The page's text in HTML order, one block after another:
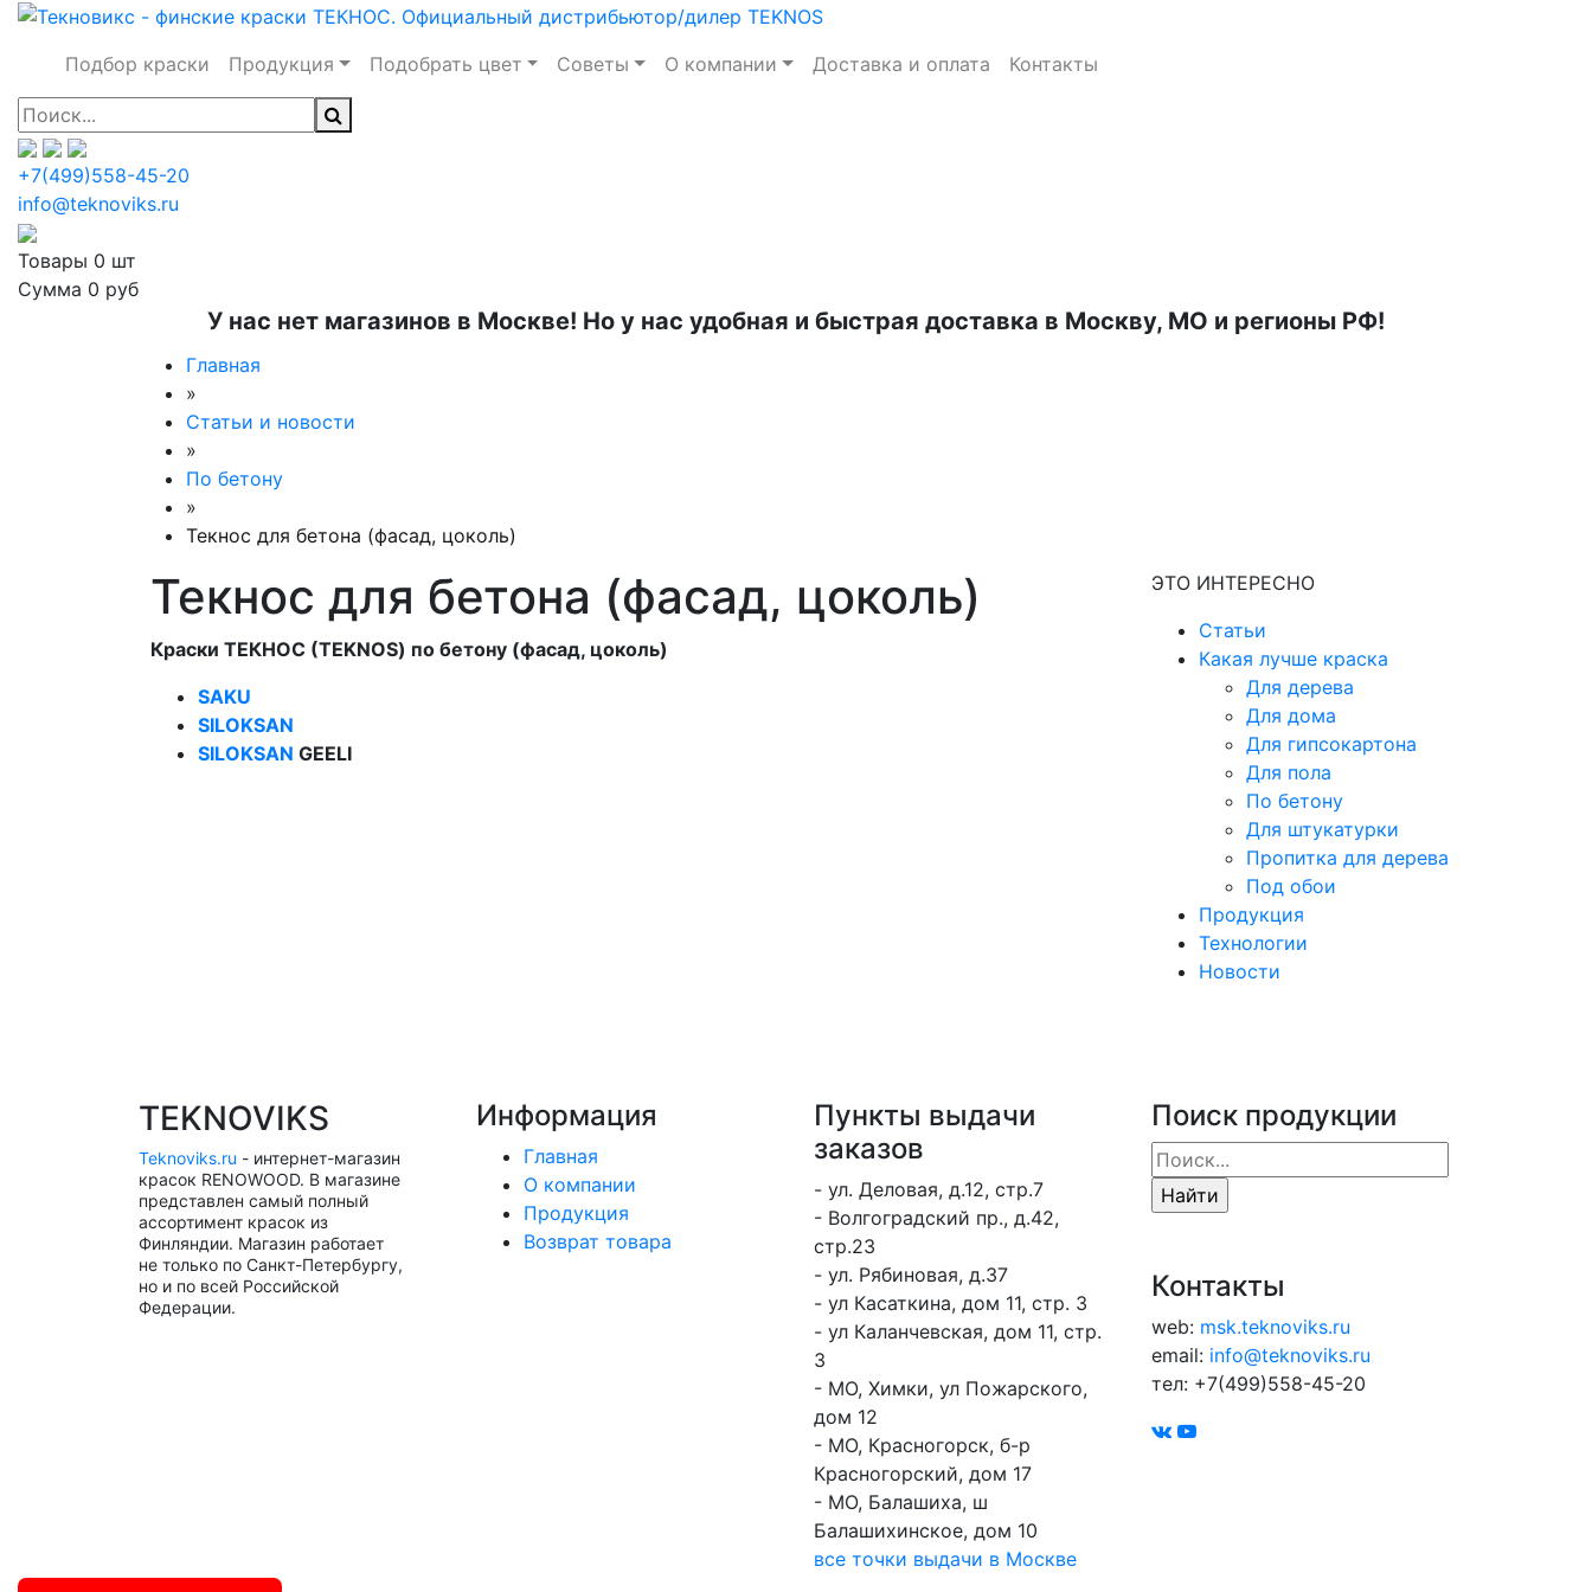
Подбор краски Продукция Подобрать цвет Советы О компании Доставка и оплата Контакты
+7(499)558-45-20
info@teknoviks.ru
Товары 0 шт
Сумма 0 руб
У нас нет магазинов в Москве! Но у нас удобная и быстрая доставка в Москву, МО и регионы РФ!
Главная
»
Статьи и новости
»
По бетону
»
Текнос для бетона (фасад, цоколь)
Текнос для бетона (фасад, цоколь)
Краски ТЕКНОС (TEKNOS) по бетону (фасад, цоколь)
SAKU
SILOKSAN
SILOKSAN GEELI
ЭТО ИНТЕРЕСНО
Статьи
Какая лучше краска
Для дерева
Для дома
Для гипсокартона
Для пола
По бетону
Для штукатурки
Пропитка для дерева
Под обои
Продукция
Технологии
Новости
TEKNOVIKS
Teknoviks.ru - интернет-магазин
красок RENOWOOD. В магазине
представлен самый полный
ассортимент красок из
Финляндии. Магазин работает
не только по Санкт-Петербургу,
но и по всей Российской
Федерации.
Информация
Главная
О компании
Продукция
Возврат товара
Пункты выдачи
заказов
- ул. Деловая, д.12, стр.7
- Волгоградский пр., д.42,
стр.23
- ул. Рябиновая, д.37
- ул Касаткина, дом 11, стр. 3
- ул Каланчевская, дом 11, стр.
3
- МО, Химки, ул Пожарского,
дом 12
- МО, Красногорск, б-р
Красногорский, дом 17
- МО, Балашиха, ш
Балашихинское, дом 10
все точки выдачи в Москве
Поиск продукции
Контакты
web: msk.teknoviks.ru
email: info@teknoviks.ru
тел: +7(499)558-45-20